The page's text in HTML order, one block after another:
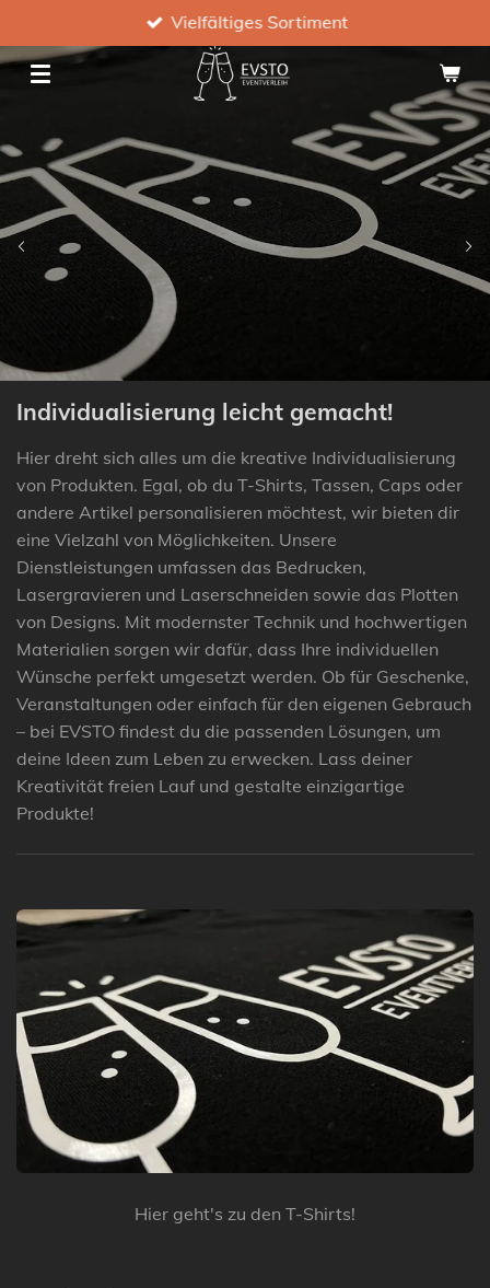
Hauptinhalt
springen
Vielfältiges Sortiment
Individualisierung leicht gemacht!
Hier dreht sich alles um die kreative Individualisierung
von Produkten. Egal, ob du T-Shirts, Tassen, Caps oder
andere Artikel personalisieren möchtest, wir bieten dir
eine Vielzahl von Möglichkeiten. Unsere
Dienstleistungen umfassen das Bedrucken,
Lasergravieren und Laserschneiden sowie das Plotten
von Designs. Mit modernster Technik und hochwertigen
Materialien sorgen wir dafür, dass Ihre individuellen
Wünsche perfekt umgesetzt werden. Ob für Geschenke,
Veranstaltungen oder einfach für den eigenen Gebrauch
– bei EVSTO findest du die passenden Lösungen, um
deine Ideen zum Leben zu erwecken. Lass deiner
Kreativität freien Lauf und gestalte einzigartige
Produkte!
Hier geht's zu den T-Shirts!